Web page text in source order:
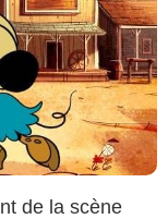
de la scène